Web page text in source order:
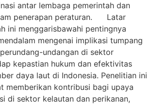
antar lembaga pemerintah dan
penerapan peraturan. Latar
ini menggarisbawahi pentingnya
mengenai implikasi tumpang
undangan di sektor
kepastian hukum dan efektivitas
daya laut di Indonesia. Penelitian ini
memberikan kontribusi bagi upaya
di sektor kelautan dan perikanan,